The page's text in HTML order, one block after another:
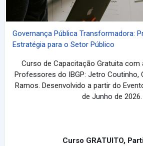
Governança Pública Transformadora:
Estratégia para o Setor Público
Curso de Capacitação Gratuita com
Professores do IBGP: Jetro Coutinho,
Ramos. Desenvolvido a partir do
de Junho de 2026.
Curso GRATUITO,